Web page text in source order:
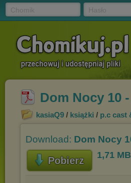
Dom Nocy 10
kasiaQ9 / książki / p.c cast
Download: Dom Nocy
Pobierz 1,71 MB